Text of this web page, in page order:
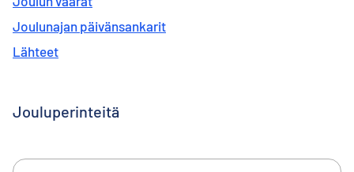
Joulunajan päivänsankarit
Lähteet
Jouluperinteitä